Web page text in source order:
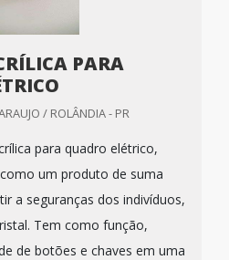
PARA
/ ROLÂNDIA - PR
para quadro elétrico,
um produto de suma
a seguranças dos indivíduos,
Tem como função,
de botões e chaves em uma